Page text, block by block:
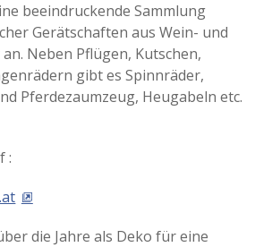
beeindruckende Sammlung
Gerätschaften aus Wein- und
Neben Pflügen, Kutschen,
gibt es Spinnräder,
Pferdezaumzeug, Heugabeln etc.
:
die Jahre als Deko für eine